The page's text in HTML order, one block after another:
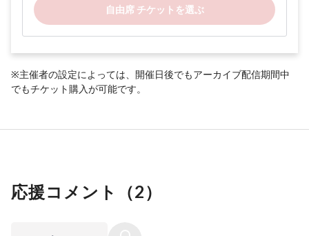
自由席 チケットを選ぶ
※主催者の設定によっては、開催日後でもアーカイブ配信期間中
でもチケット購入が可能です。
応援コメント（2）